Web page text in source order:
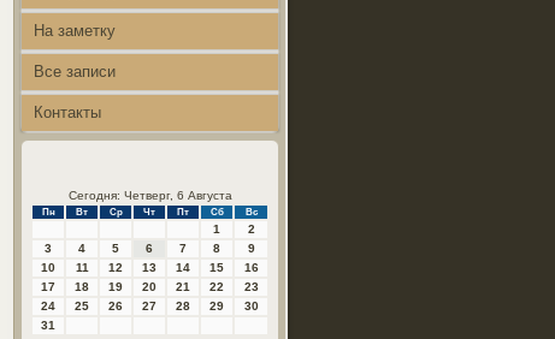
На заметку
Все записи
Контакты
Сегодня: Четверг, 6 Августа
Пн Вт Ср Чт Пт Сб Вс
1
2
3
4 5 6 7 8
9
10
11 12 13 14 15
16
17
18 19 20 21 22
23
24
25 26 27 28 29
30
31